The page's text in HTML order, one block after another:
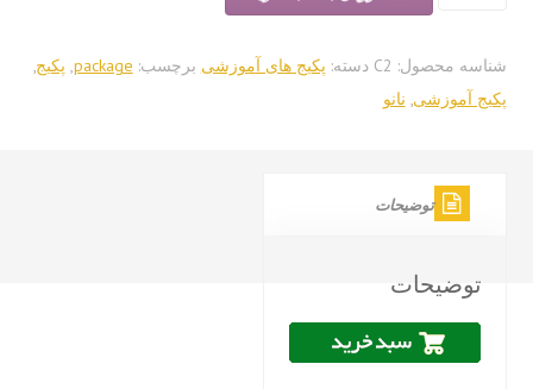
محصول:C2 دسته: پکیج های آموزشی برچسب:package
,پکیج,
آموزشی,نانو
توضیحات
توضیحات